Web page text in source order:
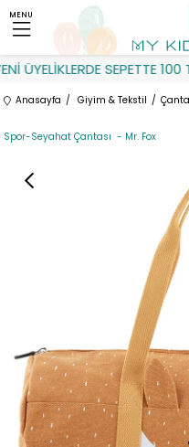
ÜYELİKLERDE SEPETTE 100
MENU
Anasayfa Giyim & Tekstil Çanta
Spor-Seyahat Çantası - Mr. Fox